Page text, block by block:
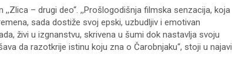
– drugi deo“. ,,Prošlogodišnja filmska senzacija, koja
sada dostiže svoj epski, uzbudljiv i emotivan
živi u izgnanstvu, skrivena u šumi dok nastavlja svoju
da razotkrije istinu koju zna o Čarobnjaku“, stoji u najavi